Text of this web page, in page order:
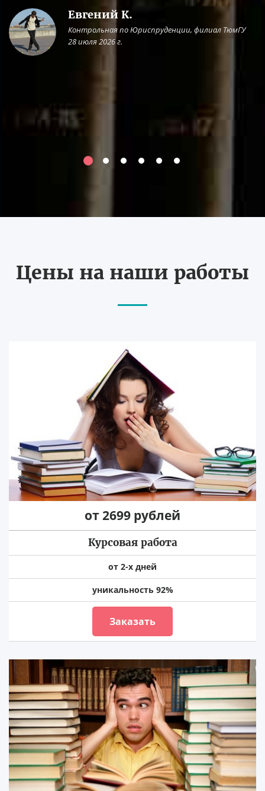
Евгений К.
Контрольная по Юриспруденции, филиал ТюмГУ
28 июля 2026 г.
Цены на наши работы
от 2699 рублей
Курсовая работа
от 2-х дней
уникальность 92%
Заказать